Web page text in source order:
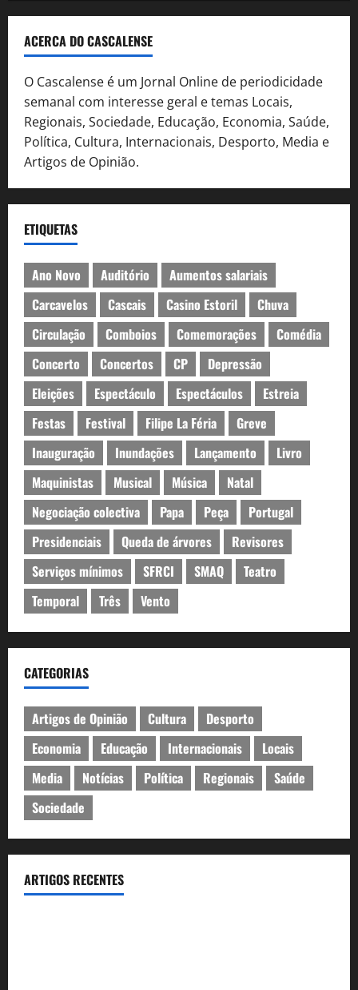
ACERCA DO CASCALENSE
O Cascalense é um Jornal Online de periodicidade
semanal com interesse geral e temas Locais,
Regionais, Sociedade, Educação, Economia, Saúde,
Política, Cultura, Internacionais, Desporto, Media e
Artigos de Opinião.
ETIQUETAS
Ano Novo Auditório
Aumentos salariais
Carcavelos
Cascais Casino Estoril
Chuva
Circulação
Comboios Comemorações
Comédia
Concerto
Concertos CP
Depressão
Eleições
Espectáculo Espectáculos
Estreia
Festas
Festival Filipe La Féria
Greve
Inauguração
Inundações Lançamento
Livro
Maquinistas
Musical Música
Natal
Negociação colectiva
Papa Peça
Portugal
Presidenciais
Queda de árvores
Revisores
Serviços mínimos
SFRCI SMAQ
Teatro
Temporal
Três Vento
CATEGORIAS
Artigos de Opinião Cultura
Desporto
Economia
Educação Internacionais
Locais
Media
Notícias Política Regionais
Saúde
Sociedade
ARTIGOS RECENTES